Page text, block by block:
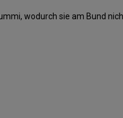
wodurch sie am Bund